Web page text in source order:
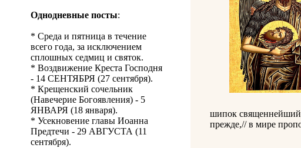
Однодневные посты:
* Среда и пятница в течение
всего года, за исключением
сплошных седмиц и святок.
* Воздвижение Креста Господня
- 14 СЕНТЯБРЯ (27 сентября).
* Крещенский сочельник
(Навечерие Богоявления) - 5
ЯНВАРЯ (18 января).
* Усекновение главы Иоанна
Предтечи - 29 АВГУСТА (11
сентября).
шипок священнейший,
прежде,// в мире